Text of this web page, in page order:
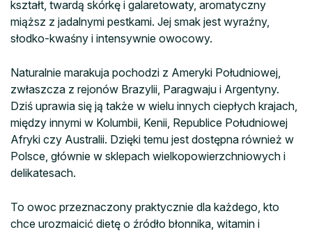
kształt, twardą skórkę i galaretowaty, aromatyczny
miąższ z jadalnymi pestkami. Jej smak jest wyraźny,
słodko-kwaśny i intensywnie owocowy.
Naturalnie marakuja pochodzi z Ameryki Południowej,
zwłaszcza z rejonów Brazylii, Paragwaju i Argentyny.
Dziś uprawia się ją także w wielu innych ciepłych krajach,
między innymi w Kolumbii, Kenii, Republice Południowej
Afryki czy Australii. Dzięki temu jest dostępna również w
Polsce, głównie w sklepach wielkopowierzchniowych i
delikatesach.
To owoc przeznaczony praktycznie dla każdego, kto
chce urozmaicić dietę o źródło błonnika, witamin i